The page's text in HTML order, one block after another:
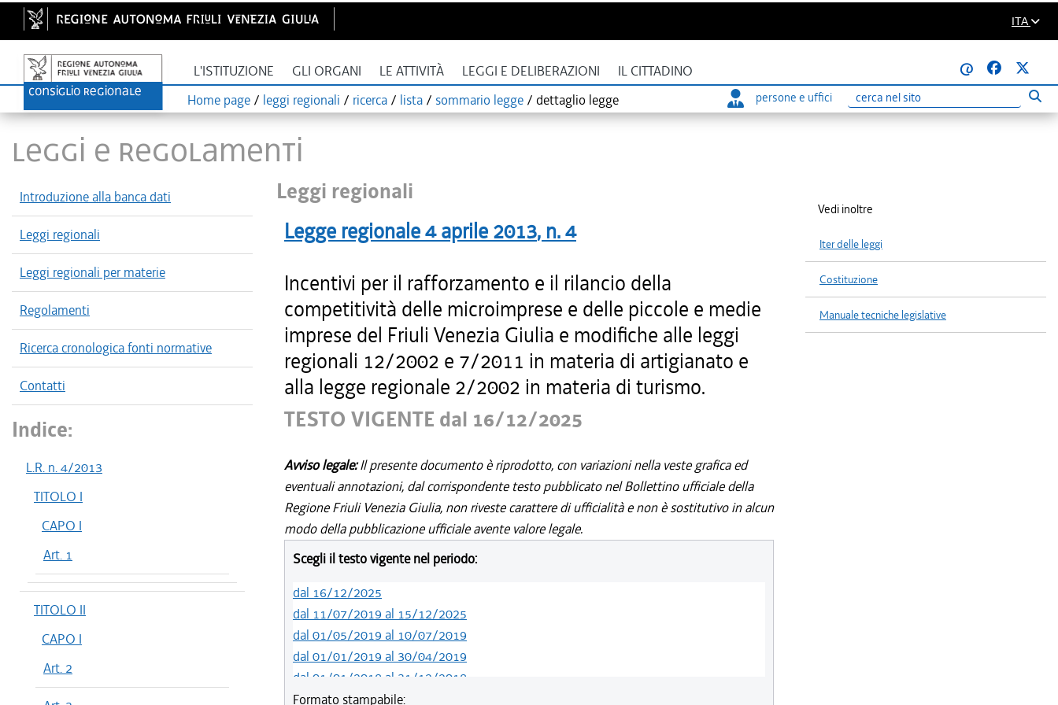
ITA
L'ISTITUZIONE GLI ORGANI LE ATTIVITÀ LEGGI E DELIBERAZIONI IL CITTADINO
@
Home page / leggi regionali / ricerca / lista / sommario legge / dettaglio legge persone e uffici
Ricerca
LEGGI E REGOLAMENTI
Introduzione alla banca dati
Leggi regionali
Leggi regionali per materie
Regolamenti
Ricerca cronologica fonti normative
Contatti
Indice:
L.R. n. 4/2013
TITOLO I
CAPO I
Art. 1
TITOLO II
CAPO I
Art. 2
Leggi regionali
Legge regionale4 aprile 2013, n.4
Incentivi per il rafforzamento e il rilancio della
competitività delle microimprese e delle piccole e medie
imprese del Friuli Venezia Giulia e modifiche alle leggi
regionali 12/2002 e 7/2011 in materia di artigianato e
alla legge regionale 2/2002 in materia di turismo.
TESTO VIGENTE dal 16/12/2025
Avviso legale:Il presente documento è riprodotto, con variazioni nella veste grafica ed
eventuali annotazioni, dal corrispondente testo pubblicato nel Bollettino ufficiale della
Regione Friuli Venezia Giulia, non riveste carattere di ufficialità e non è sostitutivo in alcun
modo della pubblicazione ufficiale avente valore legale.
Scegli il testo vigente nel periodo:
dal 16/12/2025
dal 11/07/2019 al 15/12/2025
dal 01/05/2019 al 10/07/2019
dal 01/01/2019 al 30/04/2019
dal 01/01/2018 al 31/12/2018
dal 18/05/2017 al 31/12/2017
Formato stampabile:
Vedi inoltre
Iter delle leggi
Costituzione
Manuale tecniche legislative